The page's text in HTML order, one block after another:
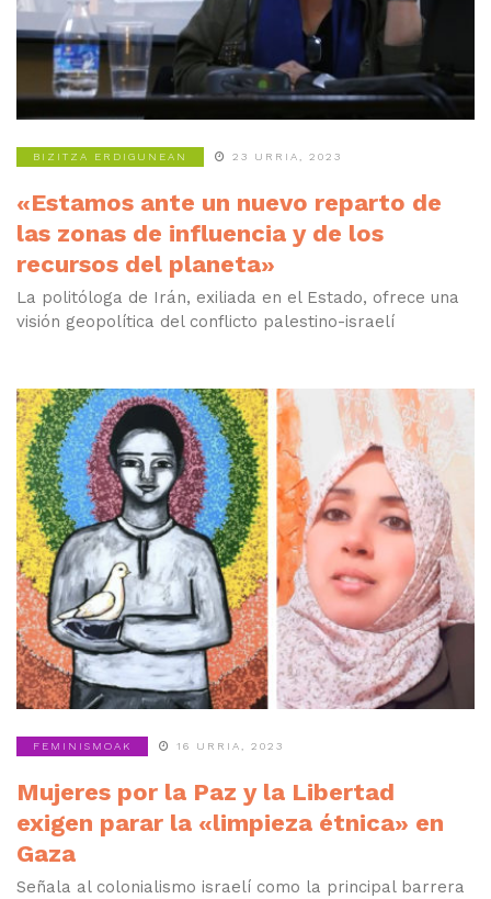
BIZITZA ERDIGUNEAN 23 URRIA, 2023
«Estamos ante un nuevo reparto de
las zonas de influencia y de los
recursos del planeta»
La politóloga de Irán, exiliada en el Estado, ofrece una
visión geopolítica del conflicto palestino-israelí
FEMINISMOAK 16 URRIA, 2023
Mujeres por la Paz y la Libertad
exigen parar la «limpieza étnica» en
Gaza
Señala al colonialismo israelí como la principal barrera